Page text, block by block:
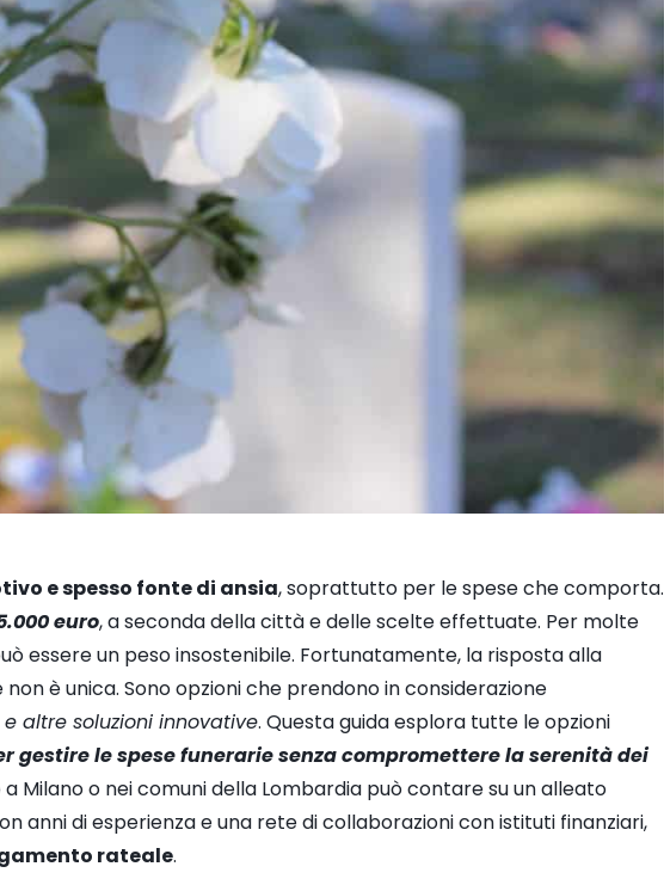
e spesso fonte di ansia, soprattutto per le spese che comporta.
euro, a seconda della città e delle scelte effettuate. Per molte
essere un peso insostenibile. Fortunatamente, la risposta alla
è unica. Sono opzioni che prendono in considerazione
altre soluzioni innovative. Questa guida esplora tutte le opzioni
gestire le spese funerarie senza compromettere la serenità dei
Milano o nei comuni della Lombardia può contare su un alleato
anni di esperienza e una rete di collaborazioni con istituti finanziari,
rateale.